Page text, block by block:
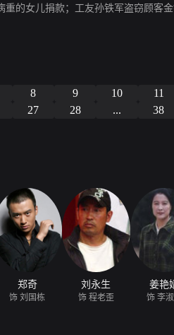
的女儿捐款；工友孙铁军盗窃顾客
8 9 10 11
27 28 ... 38
郑奇
饰 刘国栋
刘永生
饰 程老歪
姜艳
饰 李